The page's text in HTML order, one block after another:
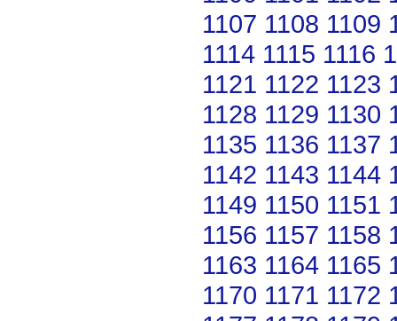
1107 1108 1109
1114 1115 1116
1121 1122 1123
1128 1129 1130
1135 1136 1137
1142 1143 1144
1149 1150 1151
1156 1157 1158
1163 1164 1165
1170 1171 1172